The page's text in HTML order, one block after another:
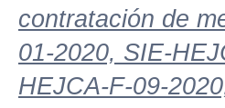
contratación de
01-2020, SIE-
HEJCA-F-09-